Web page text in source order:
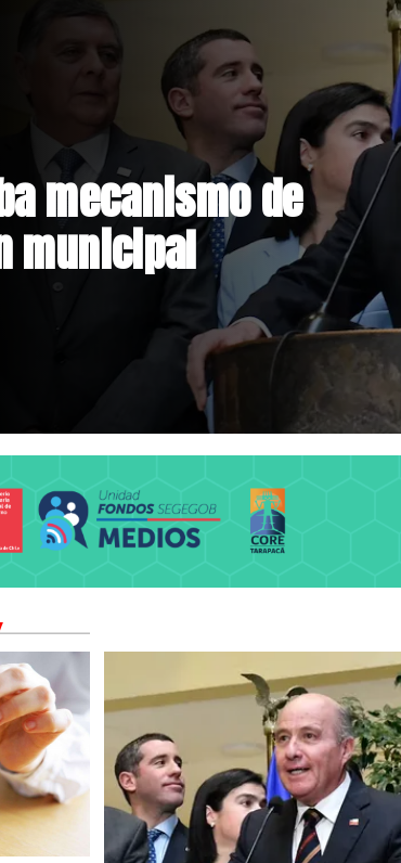
amplía
comprar primera
a 6.000 UF y 30 mil